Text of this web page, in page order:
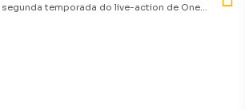
Quando estreia a segunda temporada do live-action de One Piece? Netflix anuncia data!